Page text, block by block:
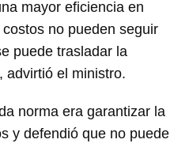
mayor eficiencia en
no pueden seguir
puede trasladar la
advirtió el ministro.
norma era garantizar la
y defendió que no puede